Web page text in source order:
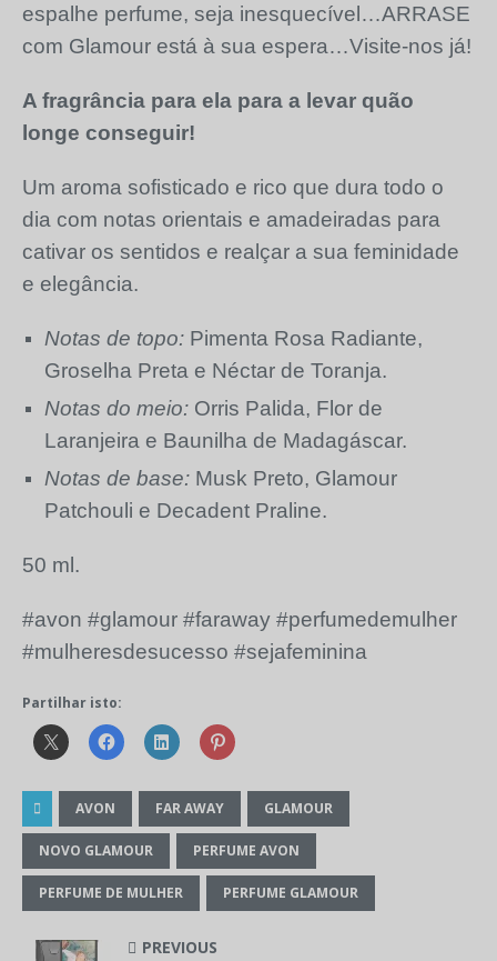
espalhe perfume, seja inesquecível…ARRASE
com Glamour está à sua espera…Visite-nos já!
A fragrância para ela para a levar quão
longe conseguir!
Um aroma sofisticado e rico que dura todo o
dia com notas orientais e amadeiradas para
cativar os sentidos e realçar a sua feminidade
e elegância.
Notas de topo: Pimenta Rosa Radiante,
Groselha Preta e Néctar de Toranja.
Notas do meio: Orris Palida, Flor de
Laranjeira e Baunilha de Madagáscar.
Notas de base: Musk Preto, Glamour
Patchouli e Decadent Praline.
50 ml.
#avon #glamour #faraway #perfumedemulher
#mulheresdesucesso #sejafeminina
Partilhar isto:
AVON FAR AWAY GLAMOUR
NOVO GLAMOUR PERFUME AVON
PERFUME DE MULHER PERFUME GLAMOUR
PREVIOUS